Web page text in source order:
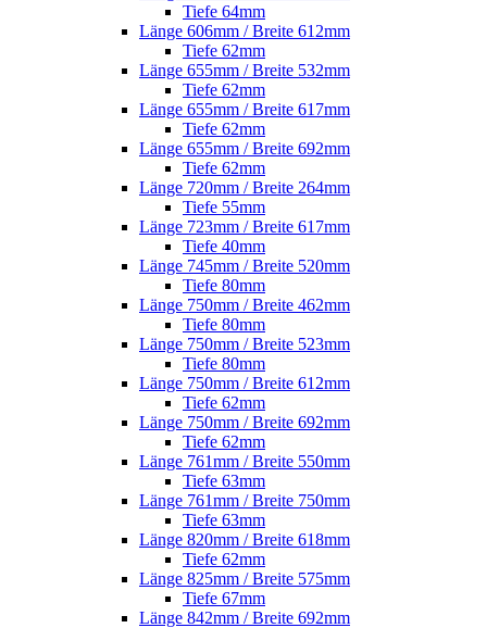
Tiefe 64mm
Länge 606mm / Breite 612mm
Tiefe 62mm
Länge 655mm / Breite 532mm
Tiefe 62mm
Länge 655mm / Breite 617mm
Tiefe 62mm
Länge 655mm / Breite 692mm
Tiefe 62mm
Länge 720mm / Breite 264mm
Tiefe 55mm
Länge 723mm / Breite 617mm
Tiefe 40mm
Länge 745mm / Breite 520mm
Tiefe 80mm
Länge 750mm / Breite 462mm
Tiefe 80mm
Länge 750mm / Breite 523mm
Tiefe 80mm
Länge 750mm / Breite 612mm
Tiefe 62mm
Länge 750mm / Breite 692mm
Tiefe 62mm
Länge 761mm / Breite 550mm
Tiefe 63mm
Länge 761mm / Breite 750mm
Tiefe 63mm
Länge 820mm / Breite 618mm
Tiefe 62mm
Länge 825mm / Breite 575mm
Tiefe 67mm
Länge 842mm / Breite 692mm